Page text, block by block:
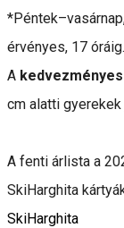
érvényes, 17 óráig.
A kedvezményes
cm alatti
A fenti árlista a
SkiHarghita
SkiHarghita